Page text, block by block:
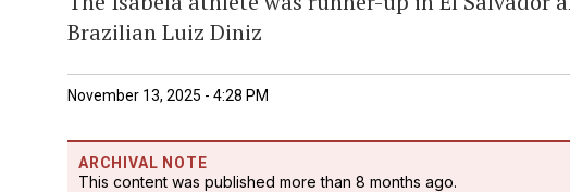
Brazilian Luiz Diniz
November 13, 2025 - 4:28 PM
ARCHIVAL NOTE
This content was published more than 8 months ago.